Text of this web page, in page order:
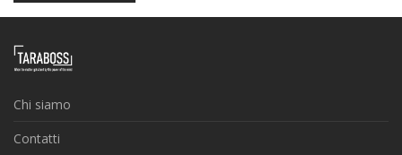
Chi siamo
Contatti